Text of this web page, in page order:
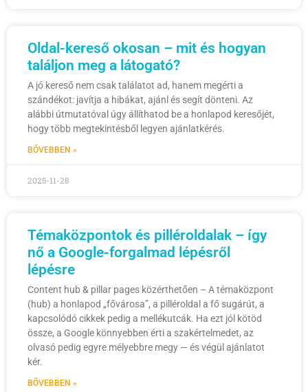
Oldal-kereső okosan – mit és hogyan
találjon meg a látogató?
A jó kereső nem csak találatot ad, hanem megérti a
szándékot: javítja a hibákat, ajánl és segít dönteni. Az
alábbi útmutatóval úgy állíthatod be a honlapod keresőjét,
hogy több megtekintésből legyen ajánlatkérés.
BŐVEBBEN »
2025-11-28
Témaközpontok és pilléroldalak – így
nő a Google-forgalmad lépésről
lépésre
Content hub & pillar pages közérthetően – A témaközpont
(hub) a honlapod „fővárosa”, a pilléroldal a fő sugárút, a
kapcsolódó cikkek pedig a mellékutcák. Ha ezt jól kötöd
össze, a Google könnyebben érti a szakértelmedet, az
olvasó pedig egyre mélyebbre megy — és végül ajánlatot
kér.
BŐVEBBEN »